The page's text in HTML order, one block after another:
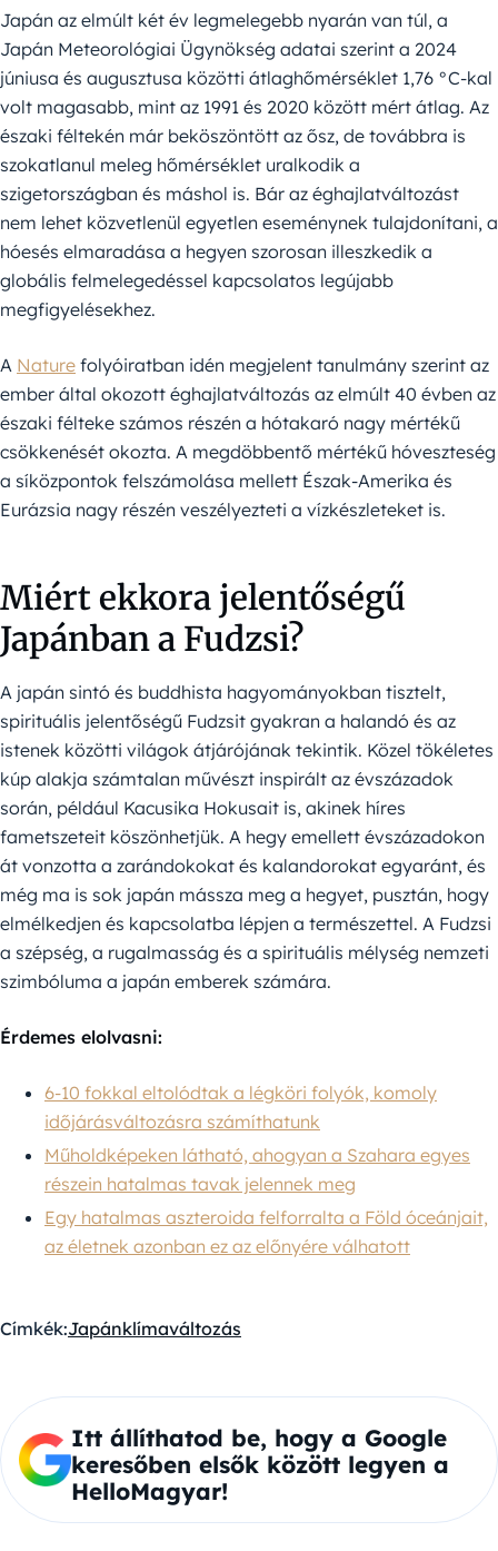
Japán az elmúlt két év legmelegebb nyarán van túl, a
Japán Meteorológiai Ügynökség adatai szerint a 2024
júniusa és augusztusa közötti átlaghőmérséklet 1,76 °C-kal
volt magasabb, mint az 1991 és 2020 között mért átlag. Az
északi féltekén már beköszöntött az ősz, de továbbra is
szokatlanul meleg hőmérséklet uralkodik a
szigetországban és máshol is. Bár az éghajlatváltozást
nem lehet közvetlenül egyetlen eseménynek tulajdonítani, a
hóesés elmaradása a hegyen szorosan illeszkedik a
globális felmelegedéssel kapcsolatos legújabb
megfigyelésekhez.
A Nature folyóiratban idén megjelent tanulmány szerint az
ember által okozott éghajlatváltozás az elmúlt 40 évben az
északi félteke számos részén a hótakaró nagy mértékű
csökkenését okozta. A megdöbbentő mértékű hóveszteség
a síközpontok felszámolása mellett Észak-Amerika és
Eurázsia nagy részén veszélyezteti a vízkészleteket is.
Miért ekkora jelentőségű
Japánban a Fudzsi?
A japán sintó és buddhista hagyományokban tisztelt,
spirituális jelentőségű Fudzsit gyakran a halandó és az
istenek közötti világok átjárójának tekintik. Közel tökéletes
kúp alakja számtalan művészt inspirált az évszázadok
során, például Kacusika Hokusait is, akinek híres
fametszeteit köszönhetjük. A hegy emellett évszázadokon
át vonzotta a zarándokokat és kalandorokat egyaránt, és
még ma is sok japán mássza meg a hegyet, pusztán, hogy
elmélkedjen és kapcsolatba lépjen a természettel. A Fudzsi
a szépség, a rugalmasság és a spirituális mélység nemzeti
szimbóluma a japán emberek számára.
Érdemes elolvasni:
6-10 fokkal eltolódtak a légköri folyók, komoly
időjárásváltozásra számíthatunk
Műholdképeken látható, ahogyan a Szahara egyes
részein hatalmas tavak jelennek meg
Egy hatalmas aszteroida felforralta a Föld óceánjait,
az életnek azonban ez az előnyére válhatott
Címkék:Japánklímaváltozás
Itt állíthatod be, hogy a Google
keresőben elsők között legyen a
HelloMagyar!